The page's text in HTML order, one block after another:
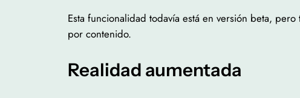
Esta funcionalidad todavía está en versión beta,
por contenido.
Realidad aumentada